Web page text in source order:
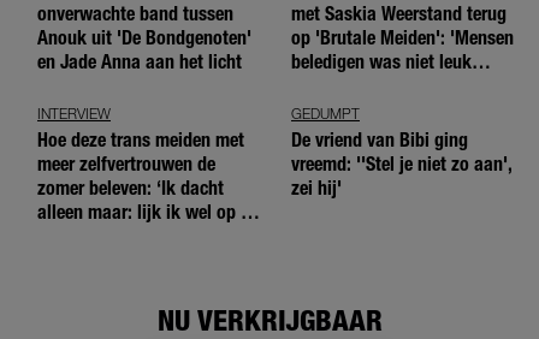
onverwachte band tussen
Anouk uit 'De Bondgenoten'
en Jade Anna aan het licht
met Saskia Weerstand terug
op 'Brutale Meiden': 'Mensen
beledigen was niet leuk
INTERVIEW
Hoe deze trans meiden met
meer zelfvertrouwen de
zomer beleven: ‘Ik dacht
alleen maar: lijk ik wel op de
GEDUMPT
De vriend van Bibi ging
vreemd: ''Stel je niet zo aan',
zei hij'
NU VERKRIJGBAAR